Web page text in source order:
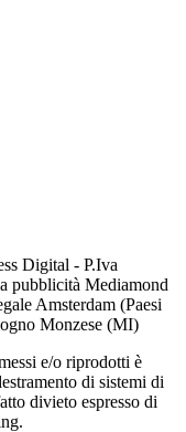
Digital - P.Iva
pubblicità Mediamond
Amsterdam (Paesi
Monzese (MI)
e/o riprodotti è
di sistemi di
divieto espresso di